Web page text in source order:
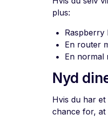
plus:
Raspberry
En router
En normal
Nyd
Hvis du har
chance for, at